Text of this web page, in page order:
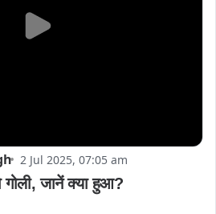
2 Jul 2025, 07:05 am
गोली, जानें क्या हुआ?